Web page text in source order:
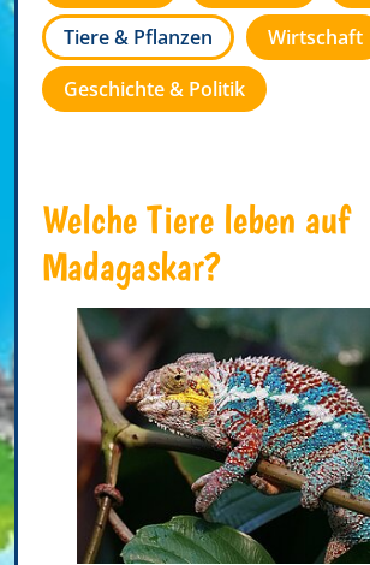
Tiere & Pflanzen
Wirtschaft
Geschichte & Politik
Welche Tiere leben auf
Madagaskar?